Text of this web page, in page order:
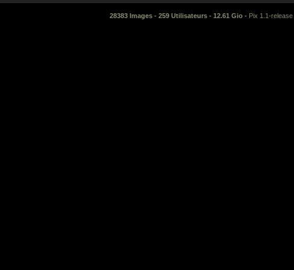
28383 Images - 259 Utilisateurs - 12.61 Gio - Pix 1.1-release